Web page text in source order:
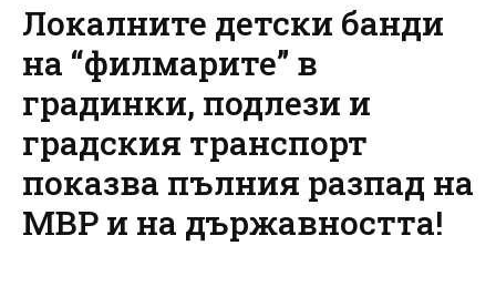
Локалните детски банди
на “филмарите” в
градинки, подлези и
градския транспорт
показва пълния разпад на
МВР и на държавността!